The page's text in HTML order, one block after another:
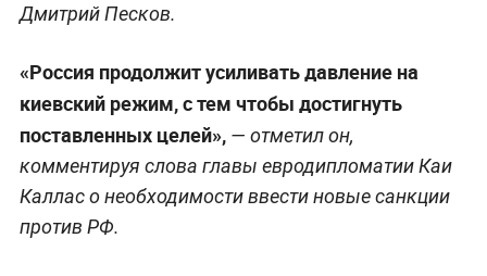
Дмитрий Песков.
«Россия продолжит усиливать давление на
киевский режим, с тем чтобы достигнуть
поставленных целей», — отметил он,
комментируя слова главы евродипломатии Каи
Каллас о необходимости ввести новые санкции
против РФ.